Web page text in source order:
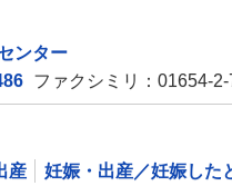
ンター
ファクシミリ：01654-2-
産
妊娠・出産／妊娠した